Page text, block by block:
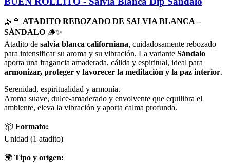
🌿🧂 ATADITO REBOZADO DE SALVIA BLANCA –
SÁNDALO 🪵✨
Atadito de salvia blanca californiana, cuidadosamente rebozado
para intensificar su aroma y su vibración. La variante Sándalo
aporta una fragancia amaderada, cálida y espiritual, ideal para
armonizar, proteger y favorecer la meditación y la paz interior.
Serenidad, espiritualidad y armonía.
Aroma suave, dulce-amaderado y envolvente que equilibra el
ambiente, eleva la vibración y aporta calma profunda.
📦 Formato:
Unidad (1 atadito)
🌍 Tipo y origen: